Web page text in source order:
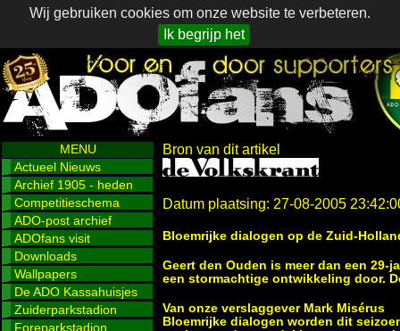
Wij gebruiken cookies om onze website te verbeteren.
Ik begrijp het
MENU
Actueel Nieuws
Archief 1905 - heden
Competitieschema
ADO-post archief
ADOfans visit
Downloads
Wallpapers
De ADO Kassahuisjes
Zuiderparkstadion
Foreparkstadion
Bron van dit artikel
Datum plaatsing: 27-08-2005
Bloemrijke dialogen op de Zuid-
Geert den Ouden is meer dan een
een stormachtige ontwikkeling door.
Van onze verslaggever Mark Misérus
Bloemrijke dialogen worden dit